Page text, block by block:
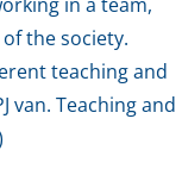
the society.
teaching and
van. Teaching and